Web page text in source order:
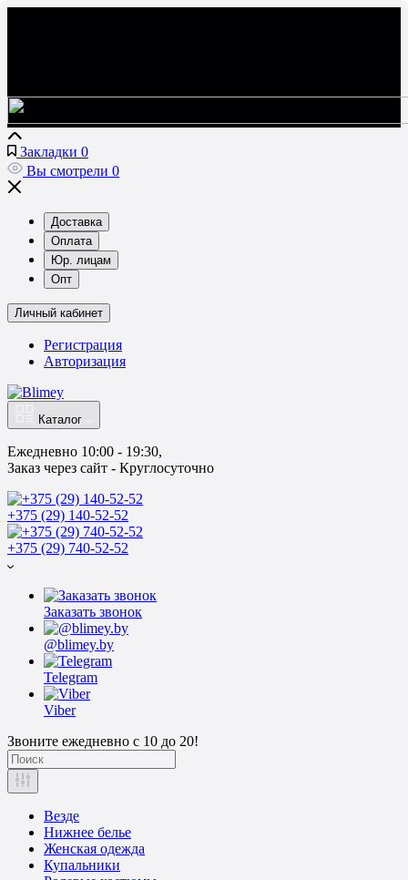
Закладки 0
Вы смотрели 0
Доставка
Оплата
Юр. лицам
Опт
Личный кабинет
Регистрация
Авторизация
Каталог
Ежедневно 10:00 - 19:30,
Заказ через сайт - Круглосуточно
+375 (29) 140-52-52
+375 (29) 740-52-52
Заказать звонок
@blimey.by
Telegram
Viber
Звоните ежедневно с 10 до 20!
Везде
Нижнее белье
Женская одежда
Купальники